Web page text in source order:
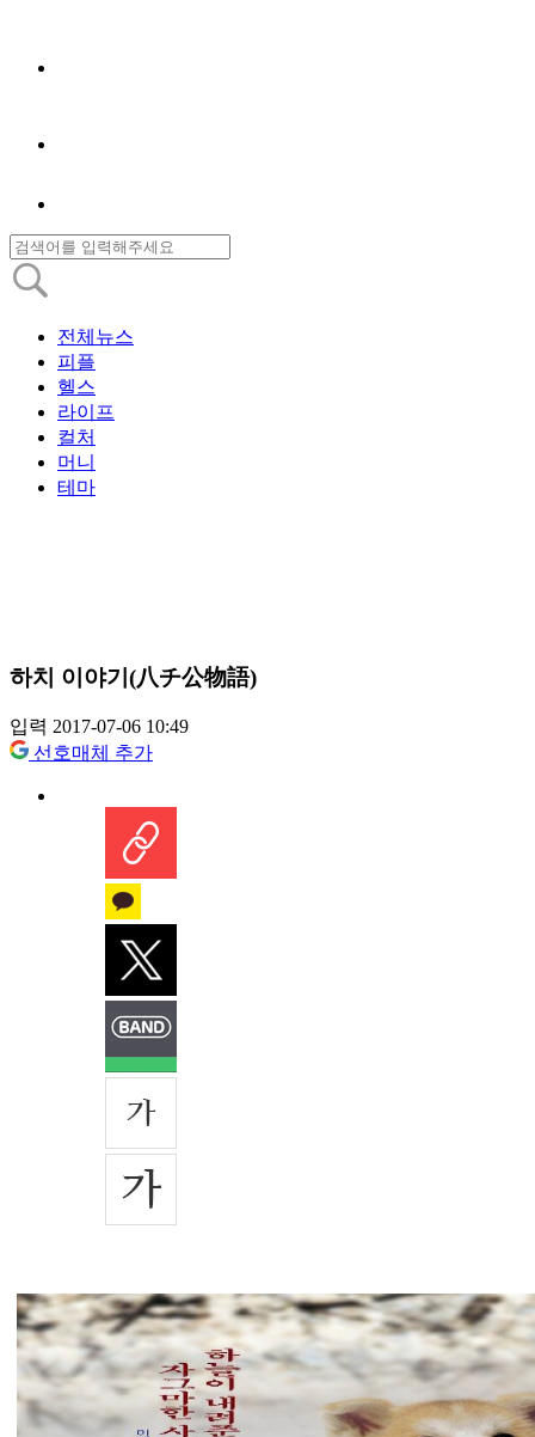
전체뉴스
피플
헬스
라이프
컬처
머니
테마
하치 이야기(八チ公物語)
입력 2017-07-06 10:49
선호매체 추가